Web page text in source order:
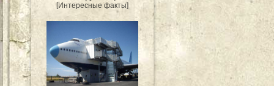
[Интересные факты]